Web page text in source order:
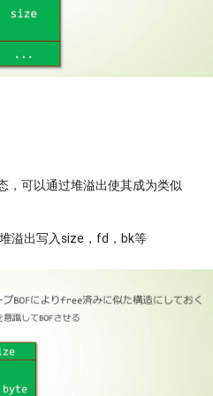
，可以通过堆溢出使其成为类似
溢出写入size，fd，bk等